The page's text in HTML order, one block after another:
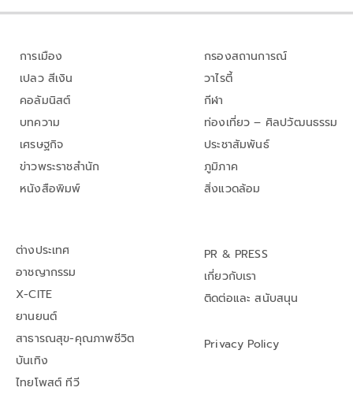
การเมือง
เปลว สีเงิน
คอลัมนิสต์
บทความ
เศรษฐกิจ
ข่าวพระราชสำนัก
หนังสือพิมพ์
กรองสถานการณ์
วาไรตี้
กีฬา
ท่องเที่ยว – ศิลปวัฒนธรรม
ประชาสัมพันธ์
ภูมิภาค
สิ่งแวดล้อม
ต่างประเทศ
อาชญากรรม
X-CITE
ยานยนต์
สาธารณสุข-คุณภาพชีวิต
บันเทิง
ไทยโพสต์ ทีวี
PR & PRESS
เกี่ยวกับเรา
ติดต่อและ สนับสนุน
Privacy Policy